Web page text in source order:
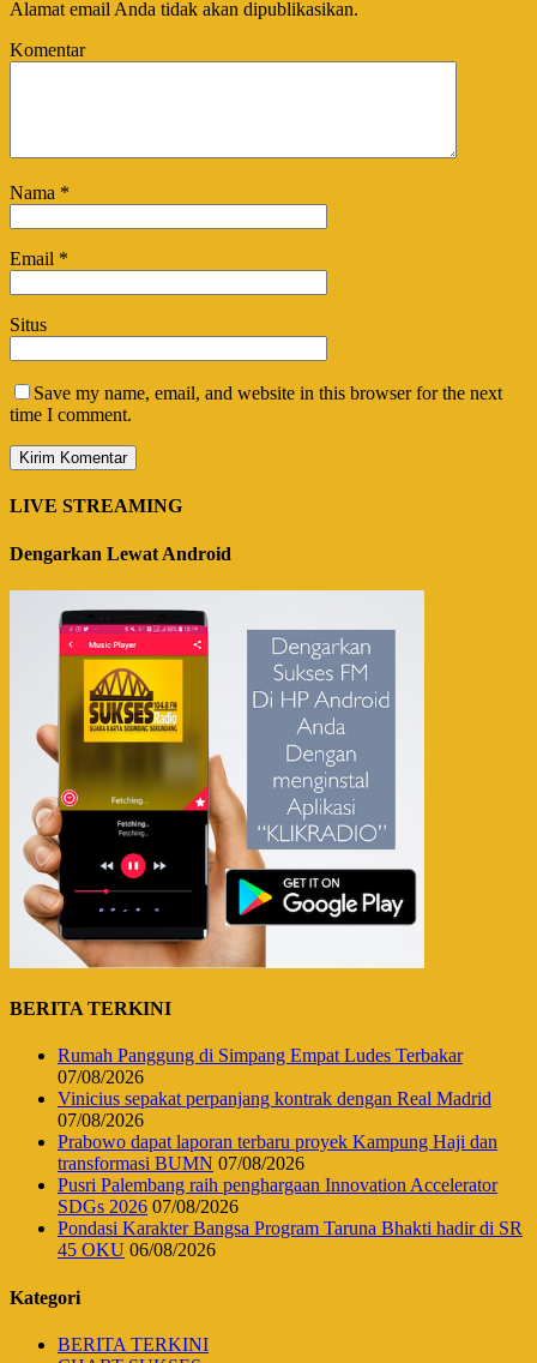
Alamat email Anda tidak akan dipublikasikan.
Komentar
Nama *
Email *
Situs
Save my name, email, and website in this browser for the next
time I comment.
LIVE STREAMING
Dengarkan Lewat Android
BERITA TERKINI
Rumah Panggung di Simpang Empat Ludes Terbakar
07/08/2026
Vinicius sepakat perpanjang kontrak dengan Real Madrid
07/08/2026
Prabowo dapat laporan terbaru proyek Kampung Haji dan
transformasi BUMN 07/08/2026
Pusri Palembang raih penghargaan Innovation Accelerator
SDGs 2026 07/08/2026
Pondasi Karakter Bangsa Program Taruna Bhakti hadir di SR
45 OKU 06/08/2026
Kategori
BERITA TERKINI